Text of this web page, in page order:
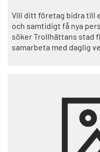
Vill ditt företag bidra till
och samtidigt få nya
söker Trollhättans stad
samarbeta med daglig